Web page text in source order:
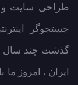
طراحی سایت و
جستجوگر
گذشت چند سال و
ایران ، امروز